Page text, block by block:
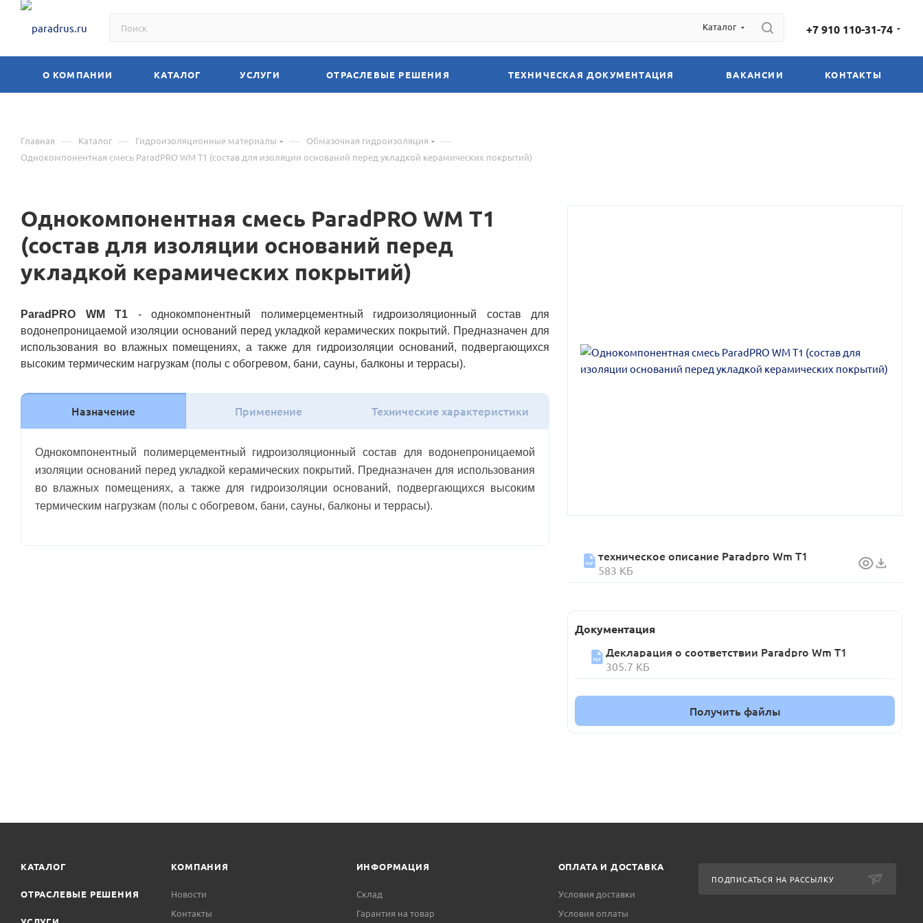
Каталог +7 910 110-31-74
О КОМПАНИИ КАТАЛОГ УСЛУГИ ОТРАСЛЕВЫЕ РЕШЕНИЯ ТЕХНИЧЕСКАЯ ДОКУМЕНТАЦИЯ ВАКАНСИИ КОНТАКТЫ
Главная — Каталог — Гидроизоляционные материалы — Обмазочная гидроизоляция —
Однокомпонентная смесь ParadPRO WM T1 (состав для изоляции оснований перед укладкой керамических покрытий)
Однокомпонентная смесь ParadPRO WM T1
(состав для изоляции оснований перед
укладкой керамических покрытий)
ParadPRO WM T1 - однокомпонентный полимерцементный гидроизоляционный состав для
водонепроницаемой изоляции оснований перед укладкой керамических покрытий. Предназначен для
использования во влажных помещениях, а также для гидроизоляции оснований, подвергающихся
высоким термическим нагрузкам (полы с обогревом, бани, сауны, балконы и террасы).
Назначение Применение Технические характеристики
Однокомпонентный полимерцементный гидроизоляционный состав для водонепроницаемой
изоляции оснований перед укладкой керамических покрытий. Предназначен для использования
во влажных помещениях, а также для гидроизоляции оснований, подвергающихся высоким
термическим нагрузкам (полы с обогревом, бани, сауны, балконы и террасы).
техническое описание Paradpro Wm T1
583 КБ
Документация
Декларация о соответствии Paradpro Wm T1
305.7 КБ
Получить файлы
КАТАЛОГ
ОТРАСЛЕВЫЕ РЕШЕНИЯ
КОМПАНИЯ
Новости
Контакты
ИНФОРМАЦИЯ
Склад
Гарантия на товар
ОПЛАТА И ДОСТАВКА
Условия доставки
Условия оплаты
ПОДПИСАТЬСЯ НА РАССЫЛКУ